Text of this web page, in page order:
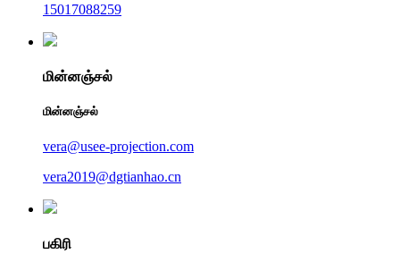
15017088259
மின்னஞ்சல்
மின்னஞ்சல்
vera@usee-projection.com
vera2019@dgtianhao.cn
பகிரி